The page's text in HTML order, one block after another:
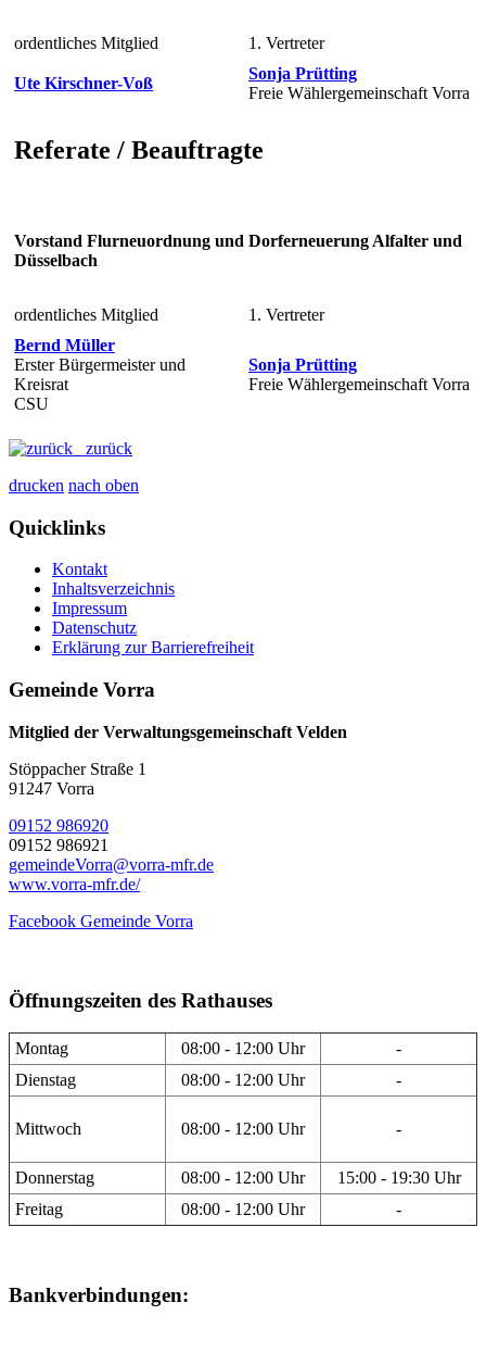
ordentliches Mitglied 1. Vertreter
Ute Kirschner-Voß
Sonja Prütting
Freie Wählergemeinschaft Vorra
Referate / Beauftragte
Vorstand Flurneuordnung und Dorferneuerung Alfalter und
Düsselbach
ordentliches Mitglied
1. Vertreter
Bernd Müller
Erster Bürgermeister und
Kreisrat
CSU
Sonja Prütting
Freie Wählergemeinschaft Vorra
zurück
drucken nach oben
Quicklinks
Kontakt
Inhaltsverzeichnis
Impressum
Datenschutz
Erklärung zur Barrierefreiheit
Gemeinde Vorra
Mitglied der Verwaltungsgemeinschaft Velden
Stöppacher Straße 1
91247 Vorra
09152 986920
09152 986921
gemeindeVorra@vorra-mfr.de
www.vorra-mfr.de/
Facebook Gemeinde Vorra
Öffnungszeiten des Rathauses
Montag 08:00 - 12:00 Uhr
-
Dienstag
08:00 - 12:00 Uhr -
Mittwoch 08:00 - 12:00 Uhr -
Donnerstag 08:00 - 12:00 Uhr
15:00 - 19:30 Uhr
Freitag
08:00 - 12:00 Uhr -
Bankverbindungen: